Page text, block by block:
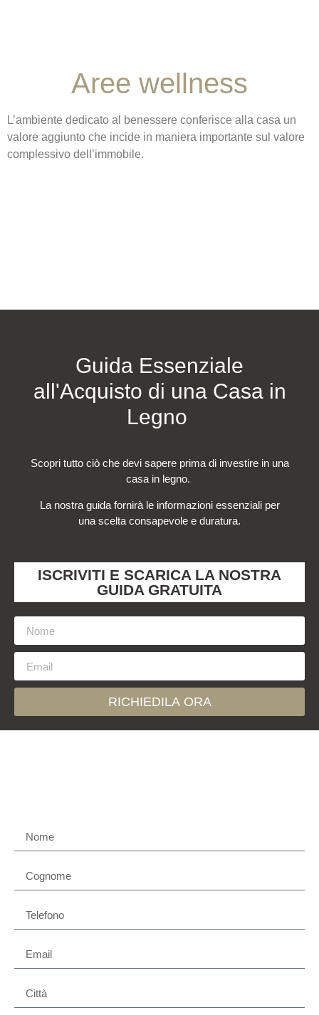
Aree wellness
L’ambiente dedicato al benessere conferisce alla casa un
valore aggiunto che incide in maniera importante sul valore
complessivo dell’immobile.
Guida Essenziale
all'Acquisto di una Casa in
Legno
Scopri tutto ciò che devi sapere prima di investire in una
casa in legno.
La nostra guida fornirà le informazioni essenziali per
una scelta consapevole e duratura.
ISCRIVITI E SCARICA LA NOSTRA
GUIDA GRATUITA
RICHIEDILA ORA